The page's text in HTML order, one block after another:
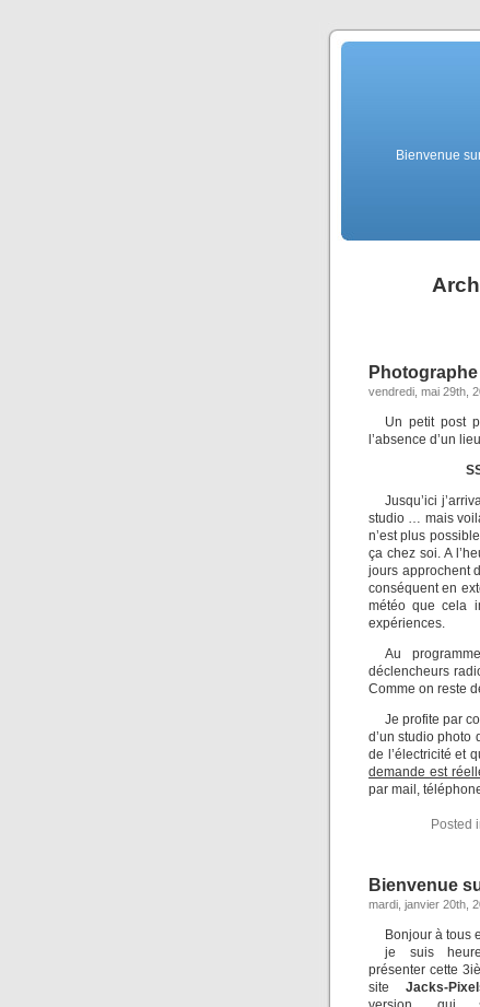
Bienvenue
vendredi, mai 29th,
Un petit post
l’absence d’un
Jusqu’ici
studio … mais
n’est plus
ça chez soi. A
jours approchent
conséquent en
météo que cela
expériences.
Au
déclencheurs
Comme on reste
Je profite par
d’un studio photo
de l’électricité et
demande est
par mail,
Posted
Bienvenue
mardi, janvier 20th,
Bonjour à tous
je suis
présenter cette
site Jacks-